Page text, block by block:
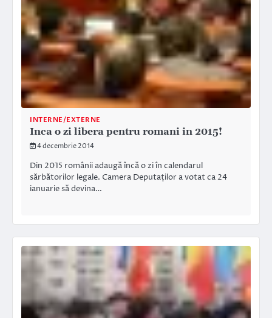
INTERNE/EXTERNE
Inca o zi libera pentru romani in 2015!
4 decembrie 2014
Din 2015 românii adaugă încă o zi în calendarul
sărbătorilor legale. Camera Deputaților a votat ca 24
ianuarie să devina…